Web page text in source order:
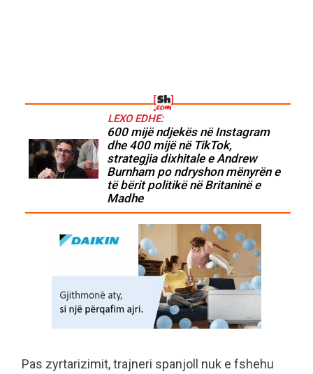
LEXO EDHE:
600 mijë ndjekës në Instagram
dhe 400 mijë në TikTok,
strategjia dixhitale e Andrew
Burnham po ndryshon mënyrën e
të bërit politikë në Britaninë e
Madhe
Pas zyrtarizimit, trajneri spanjoll nuk e fshehu